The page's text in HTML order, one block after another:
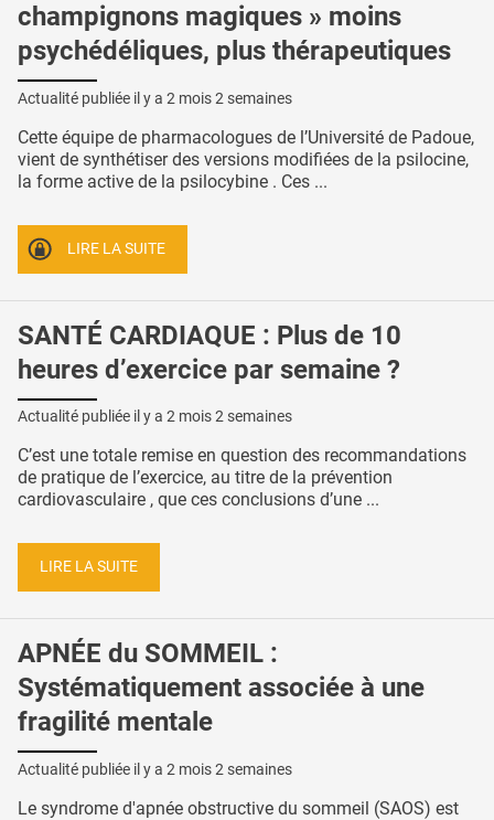
champignons magiques » moins
psychédéliques, plus thérapeutiques
Actualité publiée il y a 2 mois 2 semaines
Cette équipe de pharmacologues de l’Université de Padoue,
vient de synthétiser des versions modifiées de la psilocine,
la forme active de la psilocybine . Ces ...
LIRE LA SUITE
SANTÉ CARDIAQUE : Plus de 10
heures d’exercice par semaine ?
Actualité publiée il y a 2 mois 2 semaines
C’est une totale remise en question des recommandations
de pratique de l’exercice, au titre de la prévention
cardiovasculaire , que ces conclusions d’une ...
LIRE LA SUITE
APNÉE du SOMMEIL :
Systématiquement associée à une
fragilité mentale
Actualité publiée il y a 2 mois 2 semaines
Le syndrome d'apnée obstructive du sommeil (SAOS) est